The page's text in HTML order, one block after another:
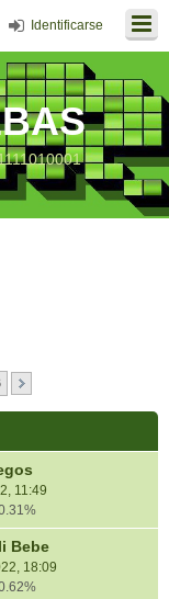
Identificarse
11:49
Bebe
18:09